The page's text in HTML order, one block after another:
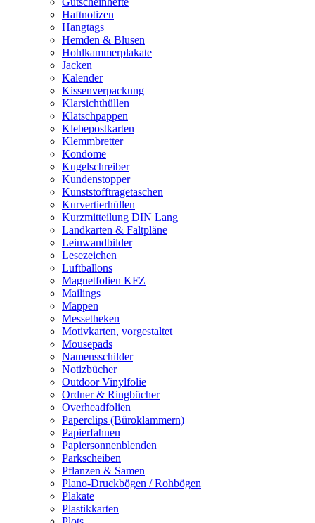
Haftnotizen
Hangtags
Hemden & Blusen
Hohlkammerplakate
Jacken
Kalender
Kissenverpackung
Klarsichthüllen
Klatschpappen
Klebepostkarten
Klemmbretter
Kondome
Kugelschreiber
Kundenstopper
Kunststofftragetaschen
Kurvertierhüllen
Kurzmitteilung DIN Lang
Landkarten & Faltpläne
Leinwandbilder
Lesezeichen
Luftballons
Magnetfolien KFZ
Mailings
Mappen
Messetheken
Motivkarten, vorgestaltet
Mousepads
Namensschilder
Notizbücher
Outdoor Vinylfolie
Ordner & Ringbücher
Overheadfolien
Paperclips (Büroklammern)
Papierfahnen
Papiersonnenblenden
Parkscheiben
Pflanzen & Samen
Plano-Druckbögen / Rohbögen
Plakate
Plastikkarten